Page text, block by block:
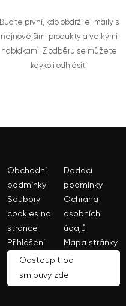
Buďte první, kdo obdrží e-maily s
nejnovějšími produkty a velkými
nabídkami. Z odběru se můžete
kdykoli odhlásit.
Obchodní
podmínky
Dodací
podmínky
Soubory
cookies na
stránce
Ochrana
osobních
údajů
Přihlášení
Mapa stránky
Odstoupit od
smlouvy zde